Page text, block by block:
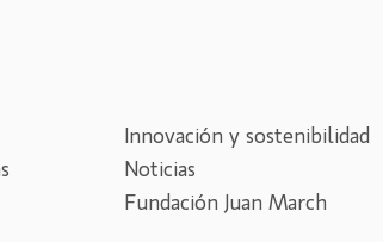
Innovación y sostenibilidad
Noticias
Fundación Juan March